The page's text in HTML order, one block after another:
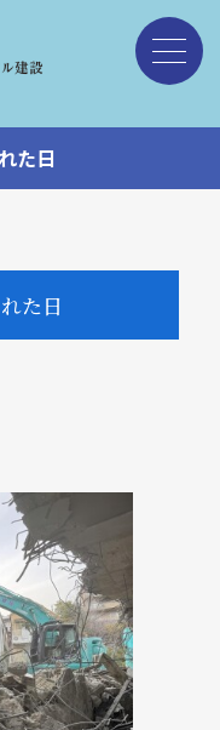
た日
た日